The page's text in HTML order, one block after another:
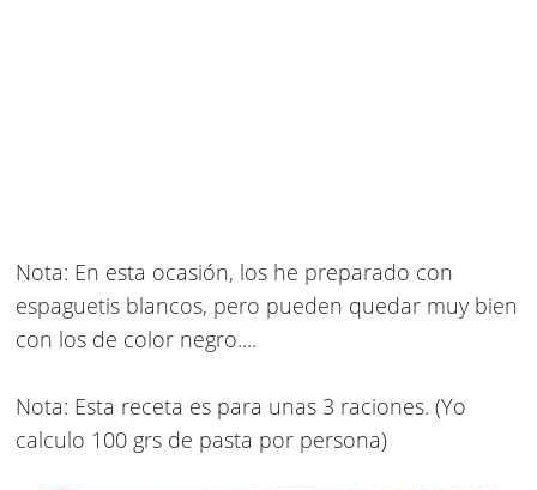
Nota: En esta ocasión, los he preparado con
espaguetis blancos, pero pueden quedar muy bien
con los de color negro....
Nota: Esta receta es para unas 3 raciones. (Yo
calculo 100 grs de pasta por persona)